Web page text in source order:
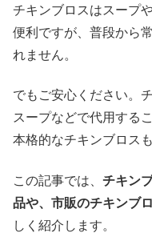
チキンブロスはスープ
便利ですが、普段から
れません。
でもご安心ください。
スープなどで代用する
本格的なチキンブロス
この記事では、 チキン
品や、市販のチキンブ
しく紹介します。